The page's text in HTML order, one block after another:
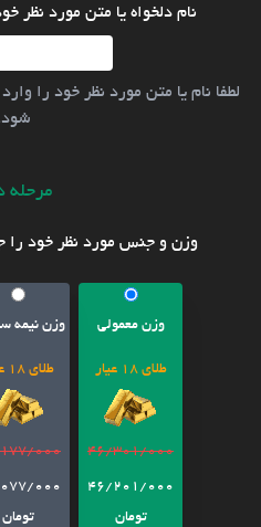
نام دلخواه یا متن مورد نظر
لطفا نام یا متن مورد نظر خود را
مرحله
وزن و جنس مورد نظر خود را
وزن معمولی
طلای 18 عیار
46/301/000
46/201/000
تومان
وزن نیمه
طلای 18 عیار
000
000
تومان